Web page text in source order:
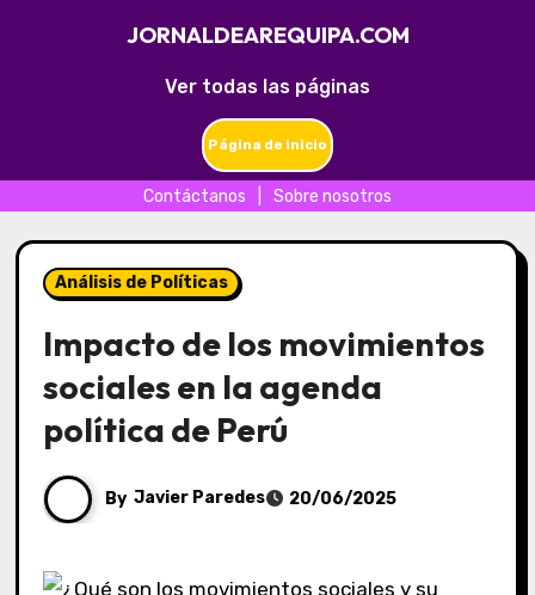
Ver todas las páginas
JORNALDEAREQUIPA.COM
Página de inicio
Contáctanos Sobre nosotros
to
contentAnálisis de Políticas
Impacto de los movimientos
sociales en la agenda
política de Perú
By Javier Paredes 20/06/2025